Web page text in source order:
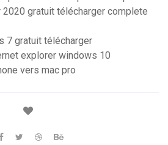
gratuit télécharger complete
7 gratuit télécharger
explorer windows 10
vers mac pro